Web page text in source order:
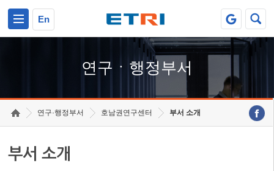
En
연구ㆍ행정부서
연구·행정부서 호남권연구센터 부서 소개
부서 소개